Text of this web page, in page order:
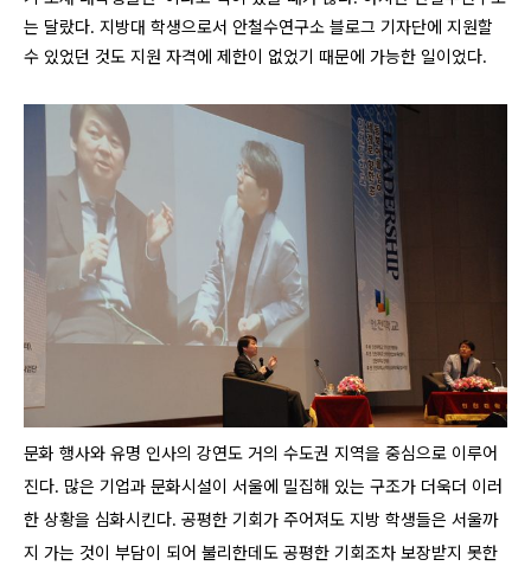
는 달랐다. 지방대 학생으로서 안철수연구소 블로그 기자단에 지원할
수 있었던 것도 지원 자격에 제한이 없었기 때문에 가능한 일이었다.
문화 행사와 유명 인사의 강연도 거의 수도권 지역을 중심으로 이루어
진다. 많은 기업과 문화시설이 서울에 밀집해 있는 구조가 더욱더 이러
한 상황을 심화시킨다. 공평한 기회가 주어져도 지방 학생들은 서울까
지 가는 것이 부담이 되어 불리한데도 공평한 기회조차 보장받지 못한